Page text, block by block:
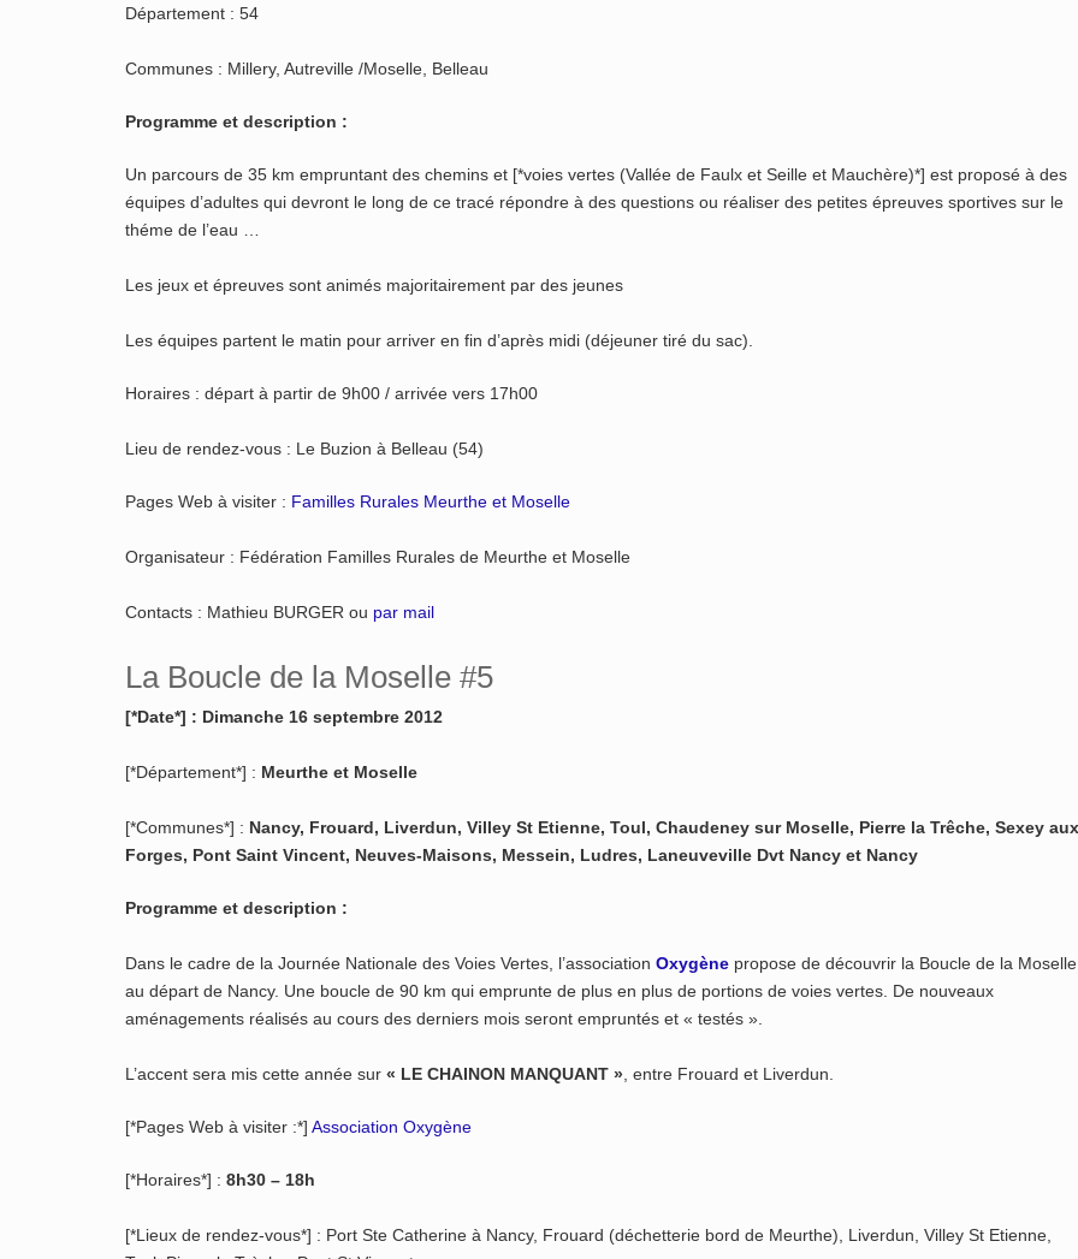
Département : 54
Communes : Millery, Autreville /Moselle, Belleau
Programme et description :
Un parcours de 35 km empruntant des chemins et [*voies vertes (Vallée de Faulx et Seille et Mauchère)*] est proposé à des
équipes d’adultes qui devront le long de ce tracé répondre à des questions ou réaliser des petites épreuves sportives sur le
théme de l’eau …
Les jeux et épreuves sont animés majoritairement par des jeunes
Les équipes partent le matin pour arriver en fin d’après midi (déjeuner tiré du sac).
Horaires : départ à partir de 9h00 / arrivée vers 17h00
Lieu de rendez-vous : Le Buzion à Belleau (54)
Pages Web à visiter : Familles Rurales Meurthe et Moselle
Organisateur : Fédération Familles Rurales de Meurthe et Moselle
Contacts : Mathieu BURGER ou par mail
La Boucle de la Moselle #5
[*Date*] : Dimanche 16 septembre 2012
[*Département*] : Meurthe et Moselle
[*Communes*] : Nancy, Frouard, Liverdun, Villey St Etienne, Toul, Chaudeney sur Moselle, Pierre la Trêche, Sexey aux
Forges, Pont Saint Vincent, Neuves-Maisons, Messein, Ludres, Laneuveville Dvt Nancy et Nancy
Programme et description :
Dans le cadre de la Journée Nationale des Voies Vertes, l’association Oxygène propose de découvrir la Boucle de la Moselle
au départ de Nancy. Une boucle de 90 km qui emprunte de plus en plus de portions de voies vertes. De nouveaux
aménagements réalisés au cours des derniers mois seront empruntés et « testés ».
L’accent sera mis cette année sur « LE CHAINON MANQUANT » , entre Frouard et Liverdun.
[*Pages Web à visiter :*] Association Oxygène
[*Horaires*] : 8h30 – 18h
[*Lieux de rendez-vous*] : Port Ste Catherine à Nancy, Frouard (déchetterie bord de Meurthe), Liverdun, Villey St Etienne,